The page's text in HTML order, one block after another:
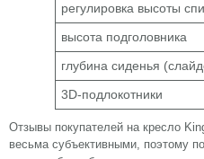
регулировка высоты
высота подголовника
глубина сиденья
3D-подлокотники
Отзывы покупателей на кресло
весьма субъективными, поэтому